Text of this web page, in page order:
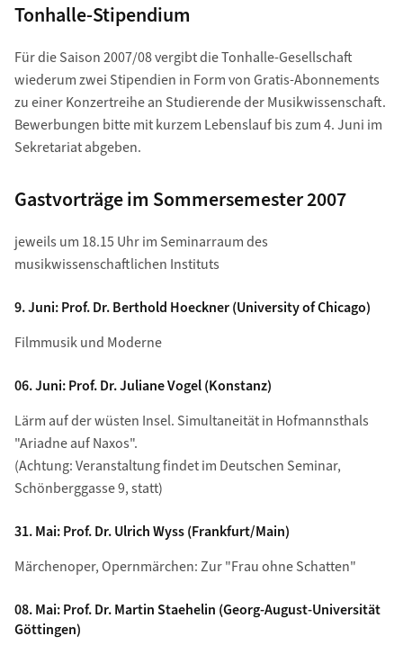
Tonhalle-Stipendium
Für die Saison 2007/08 vergibt die Tonhalle-Gesellschaft
wiederum zwei Stipendien in Form von Gratis-Abonnements
zu einer Konzertreihe an Studierende der Musikwissenschaft.
Bewerbungen bitte mit kurzem Lebenslauf bis zum 4. Juni im
Sekretariat abgeben.
Gastvorträge im Sommersemester 2007
jeweils um 18.15 Uhr im Seminarraum des
musikwissenschaftlichen Instituts
9. Juni: Prof. Dr. Berthold Hoeckner (University of Chicago)
Filmmusik und Moderne
06. Juni: Prof. Dr. Juliane Vogel (Konstanz)
Lärm auf der wüsten Insel. Simultaneität in Hofmannsthals
"Ariadne auf Naxos".
(Achtung: Veranstaltung findet im Deutschen Seminar,
Schönberggasse 9, statt)
31. Mai: Prof. Dr. Ulrich Wyss (Frankfurt/Main)
Märchenoper, Opernmärchen: Zur "Frau ohne Schatten"
08. Mai: Prof. Dr. Martin Staehelin (Georg-August-Universität
Göttingen)